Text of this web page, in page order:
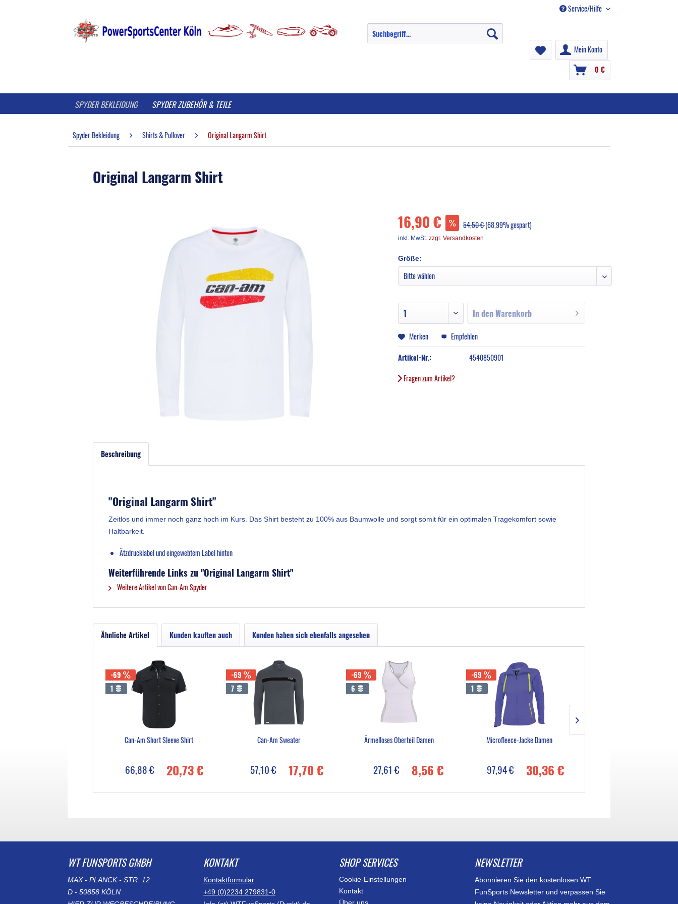
Service/Hilfe
Mein Konto
0 €
SPYDER BEKLEIDUNG SPYDER ZUBEHÖR & TEILE
Spyder Bekleidung Shirts & Pullover Original Langarm Shirt
Original Langarm Shirt
16,90 € 54,50 €(68,99% gespart)
inkl. MwSt. zzgl. Versandkosten
Größe:
In denWarenkorb
Merken
Empfehlen
Artikel-Nr.:
4540850901
Fragen zum Artikel?
Beschreibung
"Original Langarm Shirt"
Zeitlos und immer noch ganz hoch im Kurs. Das Shirt besteht zu 100% aus Baumwolle und sorgt somit für ein optimalen Tragekomfort sowie
Haltbarkeit.
Ätzdrucklabel und eingewebtem Label hinten
Weiterführende Links zu "Original Langarm Shirt"
Weitere Artikel von Can-Am Spyder
Ähnliche Artikel Kunden kauften auch Kunden haben sich ebenfalls angesehen
-69
1
Can-Am Short Sleeve Shirt
20,73 €
66,88 €
-69
7
Can-Am Sweater
17,70 €
57,10 €
-69
6
Ärmelloses Oberteil Damen
8,56 €
27,61 €
-69
1
Microfleece-Jacke Damen
30,36 €
97,94 €
WT FUNSPORTS GMBH
MAX - PLANCK - STR. 12
D - 50858 KÖLN
KONTAKT
Kontaktformular
+49 (0)2234 279831-0
SHOP SERVICES
Cookie-Einstellungen
Kontakt
NEWSLETTER
Abonnieren Sie den kostenlosen WT
FunSports Newsletter und verpassen Sie